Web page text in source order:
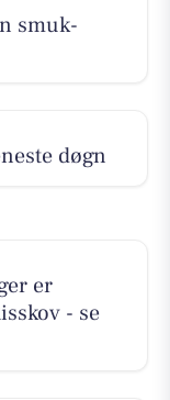
smuk-
døgn
er
- se